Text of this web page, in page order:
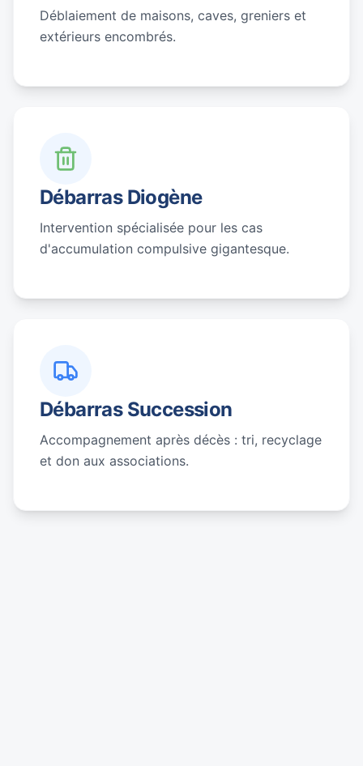
Déblaiement de maisons, caves, greniers et
extérieurs encombrés.
Débarras Diogène
Intervention spécialisée pour les cas
d'accumulation compulsive gigantesque.
Débarras Succession
Accompagnement après décès : tri, recyclage
et don aux associations.